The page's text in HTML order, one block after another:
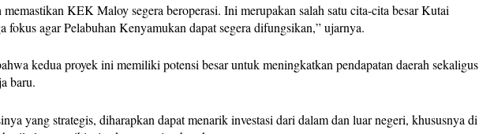
memastikan KEK Maloy segera beroperasi. Ini merupakan salah satu cita-cita besar Kutai
fokus agar Pelabuhan Kenyamukan dapat segera difungsikan,” ujarnya.
kedua proyek ini memiliki potensi besar untuk meningkatkan pendapatan daerah sekaligus
baru.
yang strategis, diharapkan dapat menarik investasi dari dalam dan luar negeri, khususnya di